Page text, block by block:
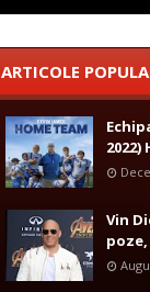
ARTICOLE
2022)
Vin